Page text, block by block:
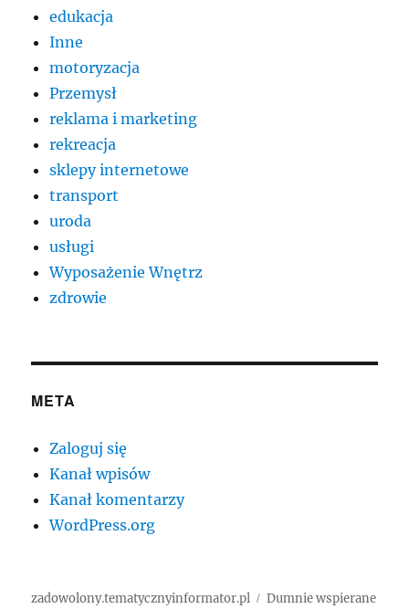
edukacja
Inne
motoryzacja
Przemysł
reklama i marketing
rekreacja
sklepy internetowe
transport
uroda
usługi
Wyposażenie Wnętrz
zdrowie
META
Zaloguj się
Kanał wpisów
Kanał komentarzy
WordPress.org
zadowolony.tematycznyinformator.pl Dumnie wspierane